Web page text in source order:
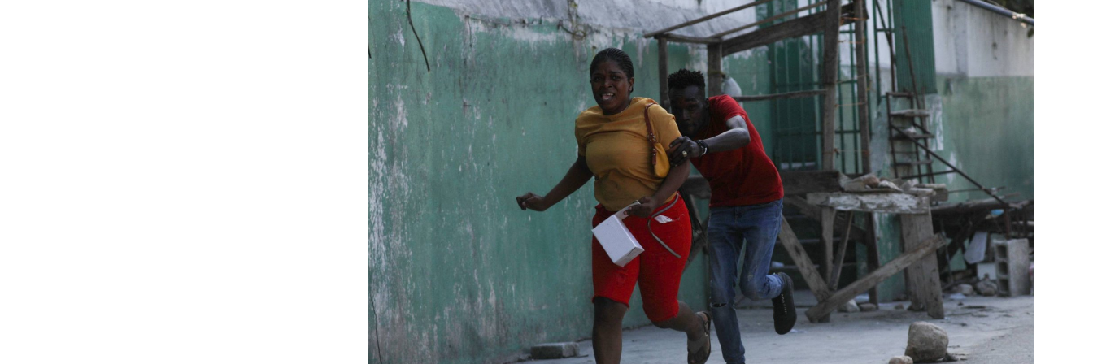
بإعلان موسكو عن مناورات نووية وستكون «متزامنة» مع التدريبات الروسية، لافتاً إلى أنّ مناورة
مينسك ستشمل على وجه الخصوص، أنظمة «إسكندر» الصاروخية وطائرات «سو 25».
في السياق، أشار رئيس أركان القوات المسلّحة البيلاروسية الجنرال فيكتور غوليفيتش إلى أنّه «في
إطار هذا الحدث، تمّت إعادة نشر جزء من القوات ووسائل الطيران في مطار احتياطي»، لافتاً إلى أنّه
«فور إنجاز عملية الانتشار هذه، سنستعرض المسائل المتعلّقة بالاستعدادات لاستخدام الأسلحة النووية
غير الاستراتيجية».
وفي أوكرانيا، فكّكت أجهزة الأمن شبكة من العملاء التابعين لجهاز الأمن الفدرالي الروسي «كانوا
يعدّون لاغتيال الرئيس الأوكراني» فولوديمير زيلينسكي ومسؤولين كبار آخرين، مثل رئيس جهاز
الاستخبارات العسكرية كيريلو بودانوف، بناءً على أوامر من موسكو. وأوقفت الأجهزة الأوكرانية
ضابطَي أمن، مشيرةً إلى أن المشتبه فيهما اللذَين أوقفا «شخصان برتبة كولونيل» من جهاز الدولة
الأوكراني الذي يتولّى أمن المسؤولين الحكوميين.
وذكرت الأجهزة أن هذه الشبكة كانت «تحت إشراف» جهاز الأمن الفدرالي الروسي ويُشتبه في أن
المسؤولَين «نقلا معلومات سرّية» إلى روسيا، مؤكدةً أنهما كانا يُريدان تجنيد عسكريين «مقرّبين من
جهاز أمن» زيلينسكي بهدف «احتجازه كرهينة وقتله». وكشفت أجهزة الأمن الأوكرانية أن أحد أعضاء